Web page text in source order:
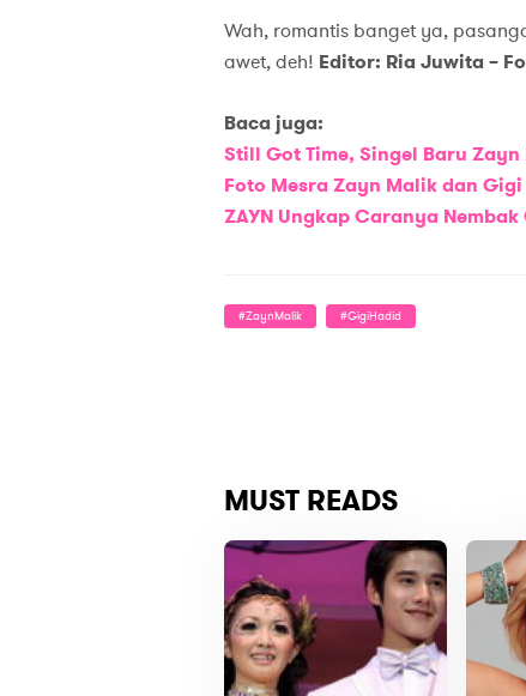
Wah, romantis banget ya,
awet, deh! Editor: Ria Juwita –
Baca juga:
Still Got Time, Singel Baru Zayn
Foto Mesra Zayn Malik dan
ZAYN Ungkap Caranya
#ZaynMalik #GigiHadid
MUST READS